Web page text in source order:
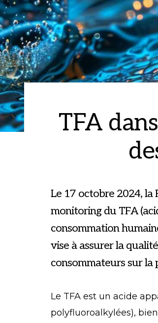
TFA
Le 17 octobre 2024, la
monitoring du TFA
consommation
vise à assurer la
consommateurs sur la
Le TFA est un acide
polyfluoroalkylées),